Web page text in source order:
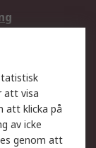
att visa
att klicka på
av icke
genom att